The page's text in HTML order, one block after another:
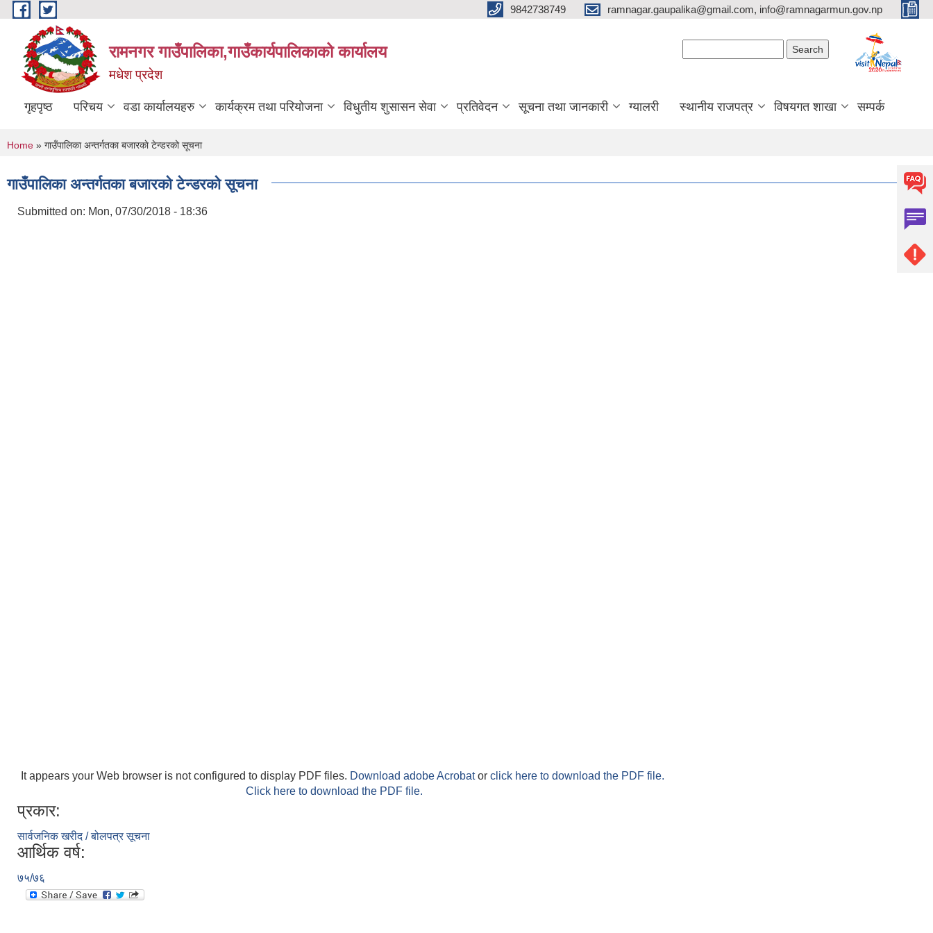
Skip to main content 9842738749 ramnagar.gaupalika@gmail.com, info@ramnagarmun.gov.np
रामनगर गाउँपालिका,गाउँकार्यपालिकाको कार्यालय
मधेश प्रदेश
गृहपृष्ठ परिचय वडा कार्यालयहरु कार्यक्रम तथा परियोजना विधुतीय शुसासन सेवा प्रतिवेदन सूचना तथा जानकारी ग्यालरी स्थानीय राजपत्र विषयगत शाखा सम्पर्क
You are here
Home » गाउँपालिका अन्तर्गतका बजारकाे टेन्डरको सूचना
गाउँपालिका अन्तर्गतका बजारकाे टेन्डरको सूचना
Submitted on: Mon, 07/30/2018 - 18:36
It appears your Web browser is not configured to display PDF files. Download adobe Acrobator click here to download the PDF file.
Click here to download the PDF file.
प्रकार:
सार्वजनिक खरीद / बोलपत्र सूचना
आर्थिक वर्ष:
७५/७६